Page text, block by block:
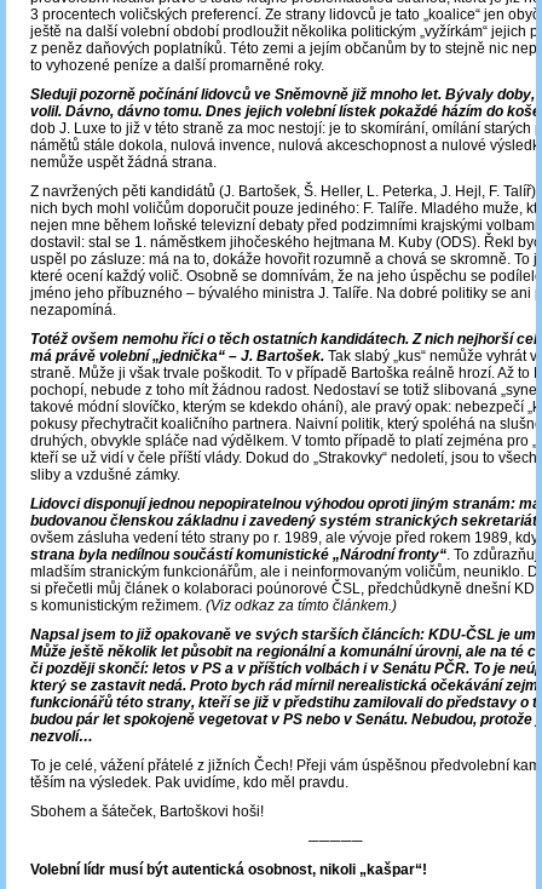
3 procentech voličských preferencí. Ze strany lidovců je tato „koalice“ jen
ještě na další volební období prodloužit několika politickým „vyžírkám“ jejich
z peněz daňových poplatníků. Této zemi a jejím občanům by to stejně nic
to vyhozené peníze a další promarněné roky.
Sleduji pozorně počínání lidovců ve Sněmovně již mnoho let. Bývaly doby,
volil. Dávno, dávno tomu. Dnes jejich volební lístek pokaždé házím do
dob J. Luxe to již v této straně za moc nestojí: je to skomírání, omílání starých
námětů stále dokola, nulová invence, nulová akceschopnost a nulové
nemůže uspět žádná strana.
Z navržených pěti kandidátů (J. Bartošek, Š. Heller, L. Peterka, J. Hejl, F. Talíř)
nich bych mohl voličům doporučit pouze jediného: F. Talíře. Mladého muže,
nejen mne během loňské televizní debaty před podzimními krajskými
dostavil: stal se 1. náměstkem jihočeského hejtmana M. Kuby (ODS). Řekl
uspěl po zásluze: má na to, dokáže hovořit rozumně a chová se skromně. To
které ocení každý volič. Osobně se domnívám, že na jeho úspěchu se
jméno jeho příbuzného – bývalého ministra J. Talíře. Na dobré politiky se ani
nezapomíná.
Totéž ovšem nemohu říci o těch ostatních kandidátech. Z nich nejhorší
má právě volební „jednička“ – J. Bartošek. Tak slabý „kus“ nemůže vyhrát
straně. Může ji však trvale poškodit. To v případě Bartoška reálně hrozí. Až to
pochopí, nebude z toho mít žádnou radost. Nedostaví se totiž slibovaná
takové módní slovíčko, kterým se kdekdo ohání), ale pravý opak: nebezpečí
pokusy přechytračit koaličního partnera. Naivní politik, který spoléhá na
druhých, obvykle spláče nad výdělkem. V tomto případě to platí zejména pro
kteří se už vidí v čele příští vlády. Dokud do „Strakovky“ nedoletí, jsou to
sliby a vzdušné zámky.
Lidovci disponují jednou nepopiratelnou výhodou oproti jiným stranám:
budovanou členskou základnu i zavedený systém stranických
ovšem zásluha vedení této strany po r. 1989, ale vývoje před rokem 1989,
strana byla nedílnou součástí komunistické „Národní fronty“. To
mladším stranickým funkcionářům, ale i neinformovaným voličům, neuniklo.
si přečetli můj článek o kolaboraci poúnorové ČSL, předchůdkyně dnešní
s komunistickým režimem. (Viz odkaz za tímto článkem.)
Napsal jsem to již opakovaně ve svých starších článcích: KDU-ČSL je
Může ještě několik let působit na regionální a komunální úrovni, ale na té
či později skončí: letos v PS a v příštích volbách i v Senátu PČR. To je
který se zastavit nedá. Proto bych rád mírnil nerealistická očekávání
funkcionářů této strany, kteří se již v předstihu zamilovali do představy o
budou pár let spokojeně vegetovat v PS nebo v Senátu. Nebudou, protože
nezvolí…
To je celé, vážení přátelé z jižních Čech! Přeji vám úspěšnou předvolební
těším na výsledek. Pak uvidíme, kdo měl pravdu.
Sbohem a šáteček, Bartoškovi hoši!
─────
Volební lídr musí být autentická osobnost, nikoli „kašpar“!